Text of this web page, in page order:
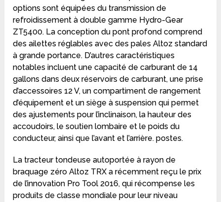
options sont équipées du transmission de
refroidissement à double gamme Hydro-Gear
ZT5400. La conception du pont profond comprend
des ailettes réglables avec des pales Altoz standard
à grande portance. D’autres caractéristiques
notables incluent une capacité de carburant de 14
gallons dans deux réservoirs de carburant, une prise
d’accessoires 12 V, un compartiment de rangement
d’équipement et un siège à suspension qui permet
des ajustements pour l’inclinaison, la hauteur des
accoudoirs, le soutien lombaire et le poids du
conducteur, ainsi que l’avant et l’arrière. postes.
La tracteur tondeuse autoportée à rayon de
braquage zéro Altoz TRX a récemment reçu le prix
de l’innovation Pro Tool 2016, qui récompense les
produits de classe mondiale pour leur niveau